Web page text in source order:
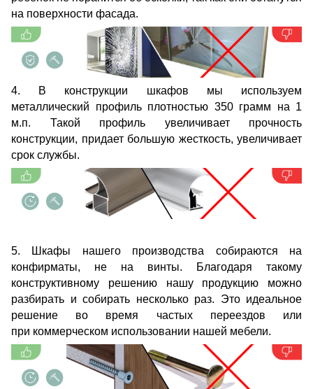
на поверхности фасада.
4. В конструкции шкафов мы используем
металлический профиль плотностью 350 грамм на 1
м.п. Такой профиль увеличивает прочность
конструкции, придает большую жесткость, увеличивает
срок службы.
5. Шкафы нашего производства собираются на
конфирматы, не на винты. Благодаря такому
конструктивному решению нашу продукцию можно
разбирать и собирать несколько раз. Это идеальное
решение во время частых переездов или
при коммерческом использовании нашей мебели.